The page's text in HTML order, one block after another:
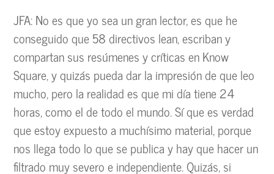
JFA: No es que yo sea un gran lector, es que he
conseguido que 58 directivos lean, escriban y
compartan sus resúmenes y críticas en Know
Square, y quizás pueda dar la impresión de que leo
mucho, pero la realidad es que mi día tiene 24
horas, como el de todo el mundo. Sí que es verdad
que estoy expuesto a muchísimo material, porque
nos llega todo lo que se publica y hay que hacer un
filtrado muy severo e independiente. Quizás, si